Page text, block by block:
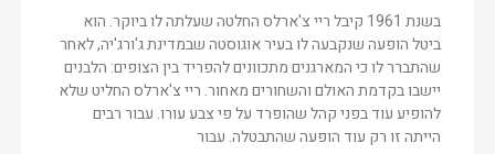
בשנת 1961 קיבל ריי צ'ארלס החלטה שעלתה לו ביוקר. הוא
ביטל הופעה שנקבעה לו בעיר אוגוסטה שבמדינת ג'ורג'יה, לאחר
שהתברר לו כי המארגנים מתכוונים להפריד בין הצופים: הלבנים
יישבו בקדמת האולם והשחורים מאחור. ריי צ'ארלס החליט שלא
להופיע עוד בפני קהל שהופרד על פי צבע עורו. עבור רבים
הייתה זו רק עוד הופעה שהתבטלה. עבור